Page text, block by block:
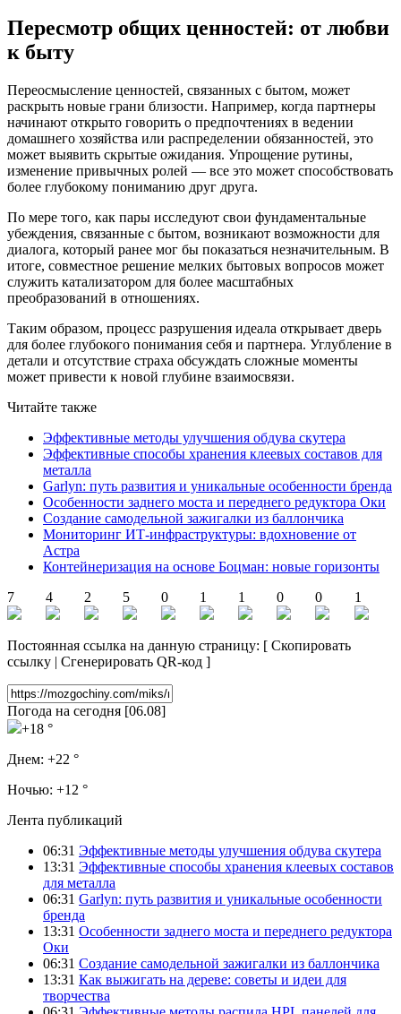
Пересмотр общих ценностей: от любви
к быту
Переосмысление ценностей, связанных с бытом, может
раскрыть новые грани близости. Например, когда партнеры
начинают открыто говорить о предпочтениях в ведении
домашнего хозяйства или распределении обязанностей, это
может выявить скрытые ожидания. Упрощение рутины,
изменение привычных ролей — все это может способствовать
более глубокому пониманию друг друга.
По мере того, как пары исследуют свои фундаментальные
убеждения, связанные с бытом, возникают возможности для
диалога, который ранее мог бы показаться незначительным. В
итоге, совместное решение мелких бытовых вопросов может
служить катализатором для более масштабных
преобразований в отношениях.
Таким образом, процесс разрушения идеала открывает дверь
для более глубокого понимания себя и партнера. Углубление в
детали и отсутствие страха обсуждать сложные моменты
может привести к новой глубине взаимосвязи.
Читайте также
Эффективные методы улучшения обдува скутера
Эффективные способы хранения клеевых составов для
металла
Garlyn: путь развития и уникальные особенности бренда
Особенности заднего моста и переднего редуктора Оки
Создание самодельной зажигалки из баллончика
Мониторинг ИТ-инфраструктуры: вдохновение от
Астра
Контейнеризация на основе Боцман: новые горизонты
7
4 2 5 0 1 1 0 0 1
Постоянная ссылка на данную страницу: [ Скопировать
ссылку | Сгенерировать QR-код ]
Погода на сегодня [06.08]
+18 °
Днем: +22 °
Ночью: +12 °
Лента публикаций
06:31 Эффективные методы улучшения обдува скутера
13:31 Эффективные способы хранения клеевых составов
для металла
06:31 Garlyn: путь развития и уникальные особенности
бренда
13:31 Особенности заднего моста и переднего редуктора
Оки
06:31 Создание самодельной зажигалки из баллончика
13:31 Как выжигать на дереве: советы и идеи для
творчества